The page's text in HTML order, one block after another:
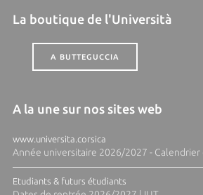
La boutique de l'Università
A BUTTEGUCCIA
A la une sur nos sites web
www.universita.corsica
Année universitaire 2026/2027 - Calendrier
Etudiants & futurs étudiants